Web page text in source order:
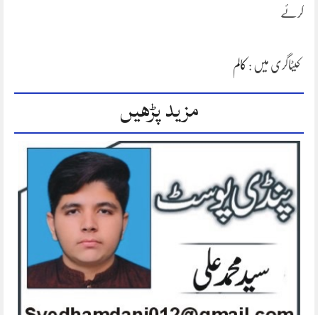
کرئے
کیٹاگری میں : کالم
مزید پڑھیں